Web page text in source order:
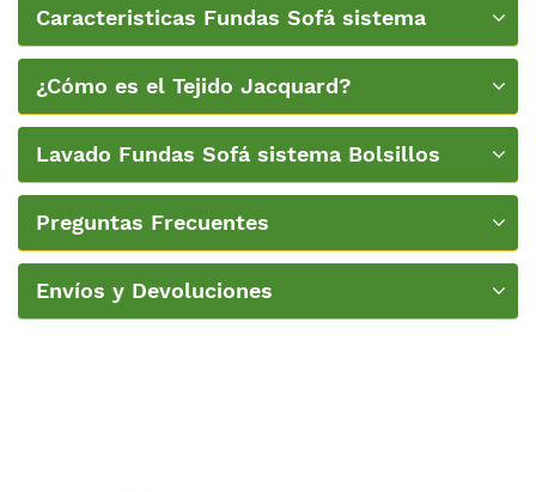
Caracteristicas Fundas Sofá sistema
¿Cómo es el Tejido Jacquard?
Lavado Fundas Sofá sistema Bolsillos
Preguntas Frecuentes
Envíos y Devoluciones